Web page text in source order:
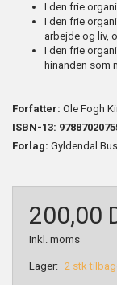
I den frie
I den frie
arbejde og liv,
I den frie
hinanden som
Forfatter: Ole Fogh
ISBN-13:
Forlag: Gyldendal
200,00
Inkl. moms
Lager: 2 stk